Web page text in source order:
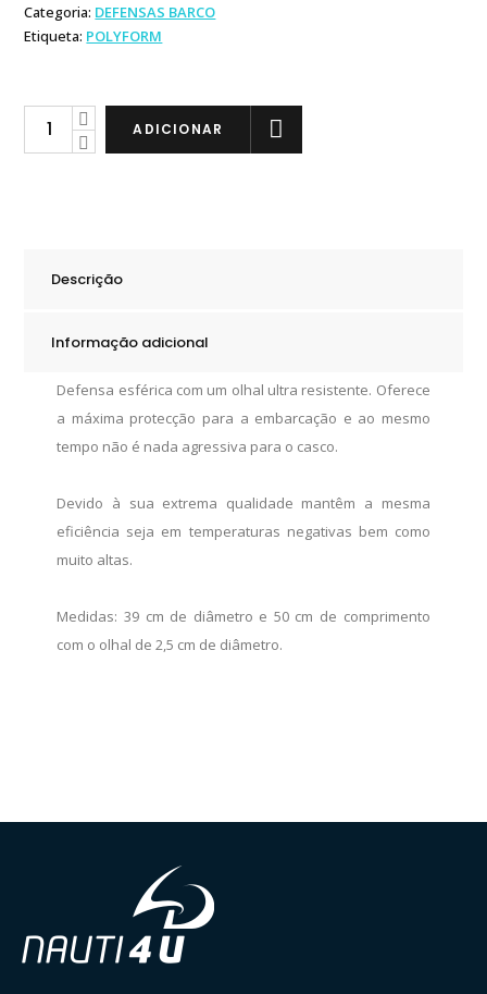
Categoria: DEFENSAS BARCO
Etiqueta: POLYFORM
Polyform
ADICIONAR
Descrição
Informação adicional
Defensa esférica com um olhal ultra resistente. Oferece
a máxima protecção para a embarcação e ao mesmo
tempo não é nada agressiva para o casco.
Devido à sua extrema qualidade mantêm a mesma
eficiência seja em temperaturas negativas bem como
muito altas.
Medidas: 39 cm de diâmetro e 50 cm de comprimento
com o olhal de 2,5 cm de diâmetro.